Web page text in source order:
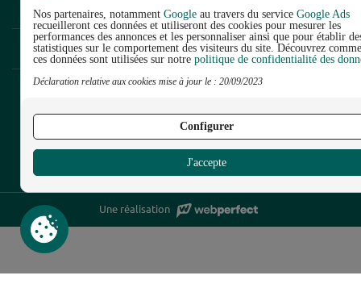
ARROSAGE DE SURFACE
TAILLANDERIE
© 2026 RACO France
Politique de confidentialité
Une réalisation
Nos partenaires, notamment Google au travers du service Google Ads
recueilleront ces données et utiliseront des cookies pour mesurer les
performances des annonces et les personnaliser ainsi que pour établir
statistiques sur le comportement des visiteurs du site. Découvrez
ces données sont utilisées sur notre politique de confidentialité des
Déclaration relative aux cookies mise à jour le : 20/09/2023
Configurer
Continuer sans accepter
J'accepte